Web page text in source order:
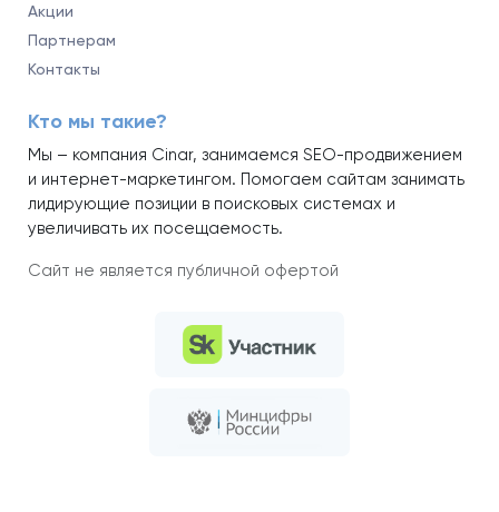
Акции
Партнерам
Контакты
Кто мы такие?
Мы – компания Cinar, занимаемся SEO-продвижением
и интернет-маркетингом. Помогаем сайтам занимать
лидирующие позиции в поисковых системах и
увеличивать их посещаемость.
Сайт не является публичной офертой